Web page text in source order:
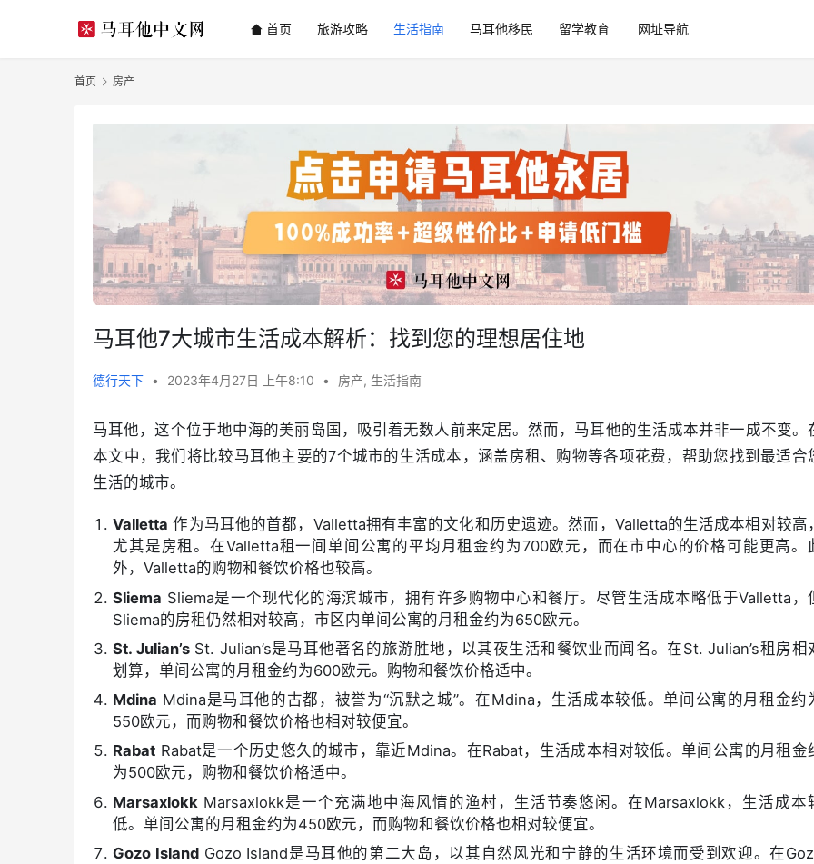
首页 旅游攻略 生活指南 马耳他移民 留学教育 网址导航
首页 房产
马耳他7大城市生活成本解析：找到您的理想居住地
德行天下 • 2023年4月27日 上午8:10 • 房产, 生活指南
马耳他，这个位于地中海的美丽岛国，吸引着无数人前来定居。然而，马耳他的生活成本并非一成不变。
本文中，我们将比较马耳他主要的7个城市的生活成本，涵盖房租、购物等各项花费，帮助您找到最适合
生活的城市。
Valletta 作为马耳他的首都，Valletta拥有丰富的文化和历史遗迹。然而，Valletta的生活成本相对较高
尤其是房租。在Valletta租一间单间公寓的平均月租金约为700欧元，而在市中心的价格可能更高。
外，Valletta的购物和餐饮价格也较高。
Sliema Sliema是一个现代化的海滨城市，拥有许多购物中心和餐厅。尽管生活成本略低于Valletta，
Sliema的房租仍然相对较高，市区内单间公寓的月租金约为650欧元。
St. Julian’sSt. Julian’s是马耳他著名的旅游胜地，以其夜生活和餐饮业而闻名。在St. Julian’s租房相
划算，单间公寓的月租金约为600欧元。购物和餐饮价格适中。
Mdina Mdina是马耳他的古都，被誉为“沉默之城”。在Mdina，生活成本较低。单间公寓的月租金约
550欧元，而购物和餐饮价格也相对较便宜。
Rabat Rabat是一个历史悠久的城市，靠近Mdina。在Rabat，生活成本相对较低。单间公寓的月租金
为500欧元，购物和餐饮价格适中。
Marsaxlokk Marsaxlokk是一个充满地中海风情的渔村，生活节奏悠闲。在Marsaxlokk，生活成本
低。单间公寓的月租金约为450欧元，而购物和餐饮价格也相对较便宜。
Gozo IslandGozo Island是马耳他的第二大岛，以其自然风光和宁静的生活环境而受到欢迎。在